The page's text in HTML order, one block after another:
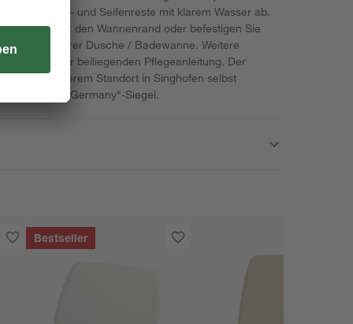
Sie Schaum- und Seifenreste mit klarem Wasser ab.
einfach über den Wannenrand oder befestigen Sie
Ihrer Dusche / Badewanne. Weitere
Sie in der beiliegenden Pflegeanleitung. Der
wird an unserem Standort in Singhofen selbst
„Made in Germany“-Siegel.
Bestseller